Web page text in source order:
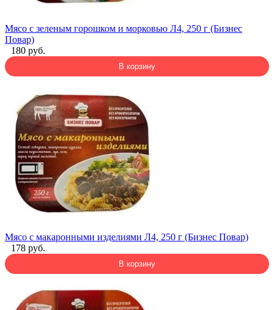
Мясо с зеленым горошком и морковью Л4, 250 г (Бизнес
Повар)
180 руб.
В корзину
Мясо с макаронными изделиями Л4, 250 г (Бизнес Повар)
178 руб.
В корзину